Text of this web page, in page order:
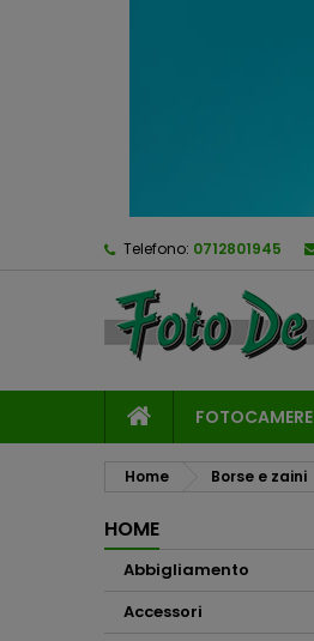
Telefono: 0712801945
Home Borse e zaini
HOME
Abbigliamento
Accessori